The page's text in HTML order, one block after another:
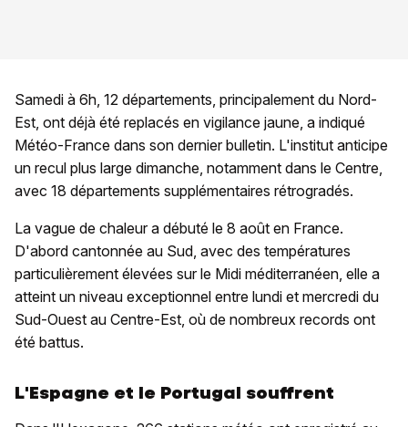
Samedi à 6h, 12 départements, principalement du Nord-
Est, ont déjà été replacés en vigilance jaune, a indiqué
Météo-France dans son dernier bulletin. L'institut anticipe
un recul plus large dimanche, notamment dans le Centre,
avec 18 départements supplémentaires rétrogradés.
La vague de chaleur a débuté le 8 août en France.
D'abord cantonnée au Sud, avec des températures
particulièrement élevées sur le Midi méditerranéen, elle a
atteint un niveau exceptionnel entre lundi et mercredi du
Sud-Ouest au Centre-Est, où de nombreux records ont
été battus.
L'Espagne et le Portugal souffrent